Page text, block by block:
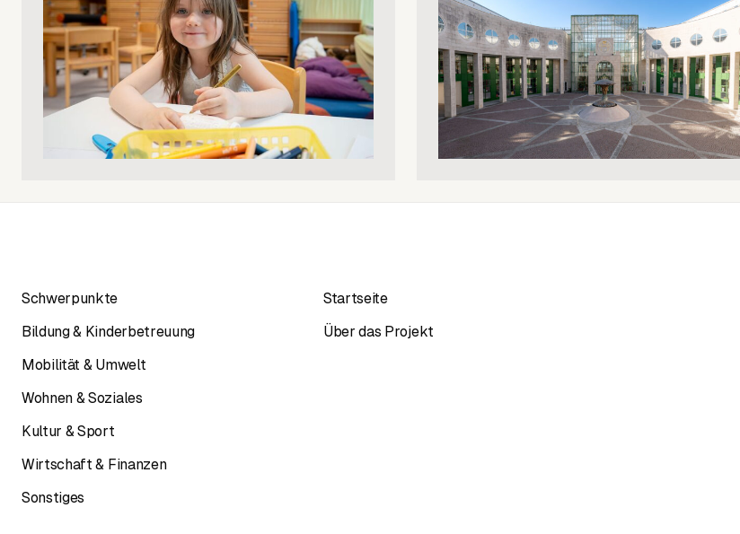
Schwerpunkte
Bildung & Kinderbetreuung
Mobilität & Umwelt
Wohnen & Soziales
Kultur & Sport
Wirtschaft & Finanzen
Sonstiges
Startseite
Über das Projekt